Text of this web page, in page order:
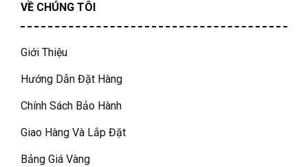
VỀ CHÚNG TÔI
Giới Thiệu
Hướng Dẫn Đặt Hàng
Chính Sách Bảo Hành
Giao Hàng Và Lắp Đặt
Bảng Giá Vàng